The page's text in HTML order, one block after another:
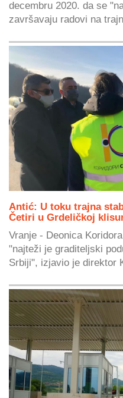
decembru 2020. da se
završavaju radovi na
Antić: U toku trajna
Četiri u Grdeličkoj
Vranje - Deonica
"najteži je graditeljski
Srbiji", izjavio je direktor